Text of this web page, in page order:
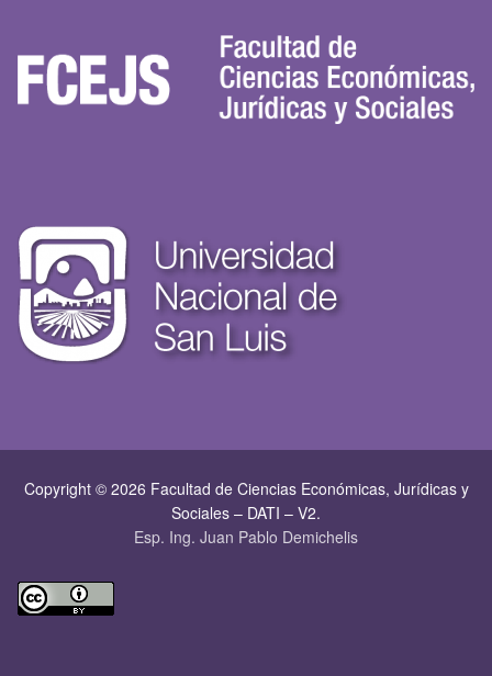
Copyright © 2026 Facultad de Ciencias Económicas, Jurí­dicas y
Sociales – DATI – V2.
Esp. Ing. Juan Pablo Demichelis